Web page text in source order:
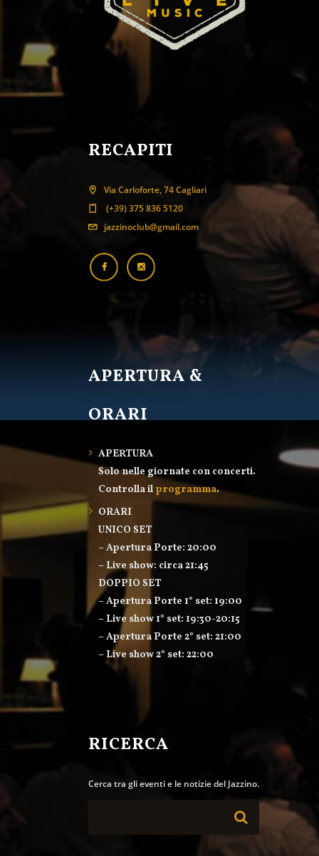
RECAPITI
Via Carloforte, 74 Cagliari
(+39) 375 836 5120
jazzinoclub@gmail.com
APERTURA &
ORARI
APERTURA
Solo nelle giornate con concerti.
Controlla il programma.
ORARI
UNICO SET
– Apertura Porte: 20:00
– Live show: circa 21:45
DOPPIO SET
– Apertura Porte 1° set: 19:00
– Live show 1° set: 19:30-20:15
– Apertura Porte 2° set: 21:00
– Live show 2° set: 22:00
RICERCA
Cerca tra gli eventi e le notizie del Jazzino.